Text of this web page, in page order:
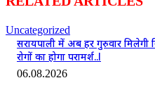
Uncategorized
सरायपाली में अब हर गुरुवार मिलेगी
रोगों का होगा परामर्श..l
06.08.2026